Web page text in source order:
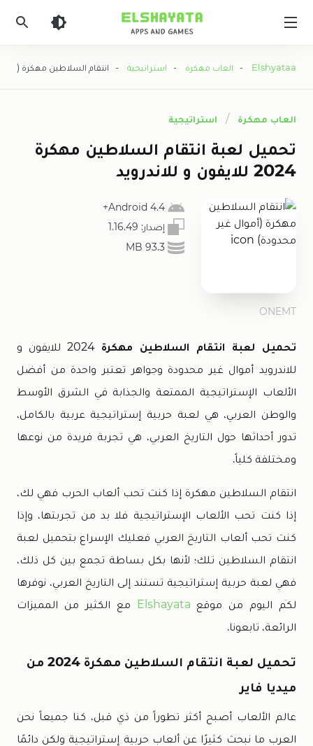
Elshyataa
- العاب مهكرة - استراتيجية - انتقام السلاطين مهكرة
العاب مهكرة استراتيجية
تحميل لعبة انتقام السلاطين مهكرة
2024 للايفون و للاندرويد
4.4 Android+
إصدار: 1.16.49
93.3 MB
ONEMT
تحميل لعبة انتقام السلاطين مهكرة
2024 للايفون و
للاندرويد أموال غير محدودة وجواهر تعتبر واحدة من أفضل
الألعاب الإستراتيجية الممتعة والجذابة في الشرق الأوسط
والوطن العربي، هي لعبة حربية إستراتيجية عربية بالكامل،
تدور أحداثها حول التاريخ العربي، هي تجربة فريدة من نوعها
ومختلفة كلياً.
انتقام السلاطين مهكرة إذا كنت تحب ألعاب الحرب فهي لك،
إذا كنت تحب الألعاب الإستراتيجية فلا بد من تجربتها، وإذا
كنت تحب ألعاب التاريخ العربي فعليك الإسراع بتحميل لعبة
انتقام السلاطين تلك؛ لأنها بكل بساطة تجمع بين كل ذلك،
فهي لعبة حربية إستراتيجية تستند إلى التاريخ العربي، نوفرها
لكم اليوم من موقع Elshayata مع الكثير من المميزات
الرائعة، تابعونا.
تحميل لعبة انتقام السلاطين مهكرة 2024 من
ميديا فاير
عالم الألعاب أصبح أكثر تطوراً من ذي قبل، كنا جميعاً نحن
العرب ما نبحث كثيرًا عن ألعاب حربية إستراتيجية ولكن دائمًا